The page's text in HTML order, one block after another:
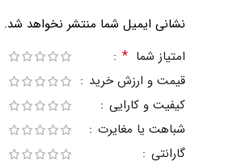
نشانی ایمیل شما منتشر نخواهد شد.
امتیاز شما *
قیمت و ارزش خرید
کیفیت و کارایی
شباهت یا مغایرت
گارانتی